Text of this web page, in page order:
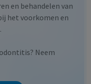
en behandelen van
het voorkomen en
Neem